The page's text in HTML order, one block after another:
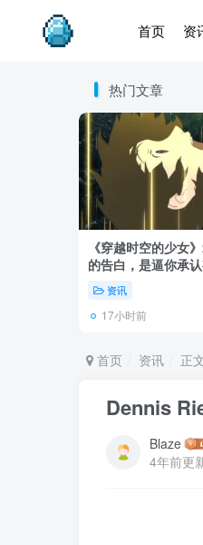
首页 资
热门文章
《穿越时空的少女
的告白，是逼你承
资讯
17小时前
首页 资讯 正
Dennis
Blaze
4年前更